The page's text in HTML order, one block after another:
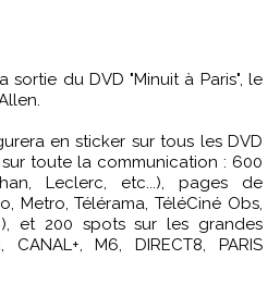
en sticker sur tous les DVD
toute la communication : 600
Leclerc, etc...), pages de
Metro, Télérama, TéléCiné Obs,
et 200 spots sur les grandes
CANAL+, M6, DIRECT8, PARIS